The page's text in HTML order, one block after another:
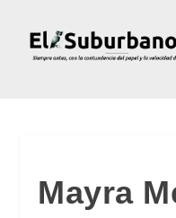
Mayra